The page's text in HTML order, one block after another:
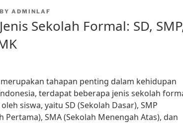
BY ADMINLAF
Sekolah Formal: SD,
tahapan penting dalam kehidupan
terdapat beberapa jenis sekolah
siswa, yaitu SD (Sekolah Dasar), SMP
Pertama), SMA (Sekolah Menengah Atas), dan